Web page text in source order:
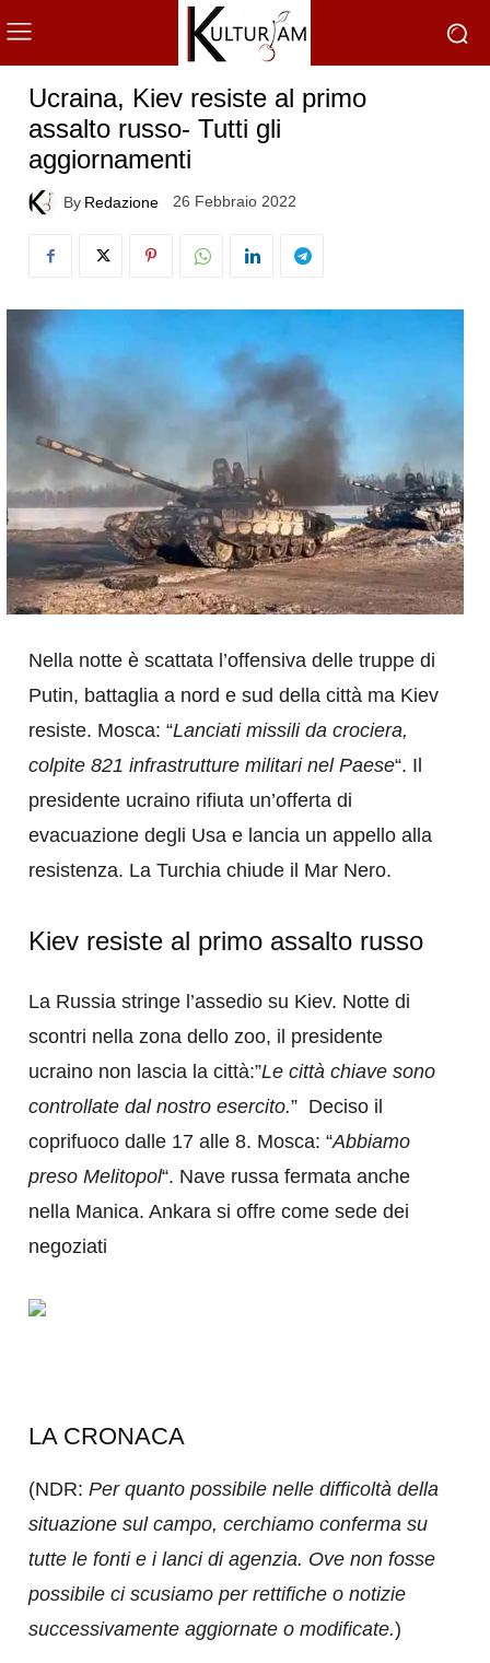
Ucraina, Kiev resiste al primo
assalto russo- Tutti gli
aggiornamenti
By Redazione 26 Febbraio 2022
Nella notte è scattata l’offensiva delle truppe di
Putin, battaglia a nord e sud della città ma Kiev
resiste. Mosca: “Lanciati missili da crociera,
colpite 821 infrastrutture militari nel Paese“. Il
presidente ucraino rifiuta un’offerta di
evacuazione degli Usa e lancia un appello alla
resistenza. La Turchia chiude il Mar Nero.
Kiev resiste al primo assalto russo
La Russia stringe l’assedio su Kiev. Notte di
scontri nella zona dello zoo, il presidente
ucraino non lascia la città:”Le città chiave sono
controllate dal nostro esercito.” Deciso il
coprifuoco dalle 17 alle 8. Mosca: “Abbiamo
preso Melitopol“. Nave russa fermata anche
nella Manica. Ankara si offre come sede dei
negoziati
LA CRONACA
(NDR: Per quanto possibile nelle difficoltà della
situazione sul campo, cerchiamo conferma su
tutte le fonti e i lanci di agenzia. Ove non fosse
possibile ci scusiamo per rettifiche o notizie
successivamente aggiornate o modificate.)